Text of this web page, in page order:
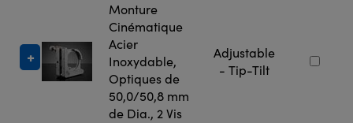
Monture
Cinématique
Acier
Inoxydable,
Optiques de
50,0/50,8 mm
de Dia., 2 Vis
Adjustable
- Tip-Tilt